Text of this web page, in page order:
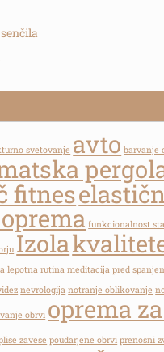
svetovanje avto barvanje
fitnes
funkcionalnost
Izola
lepotna rutina meditacija pred
nevrologija notranje oblikovanje
obrvi oprema
zavese poudarjene obrvi prenosni